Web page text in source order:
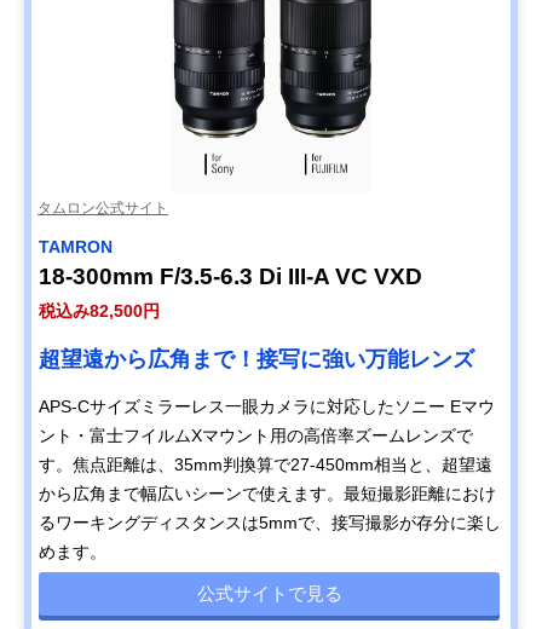
タムロン公式サイト
TAMRON
18-300mm F/3.5-6.3 Di III-A VC VXD
税込み82,500円
超望遠から広角まで！接写に強い万能レンズ
APS-Cサイズミラーレス一眼カメラに対応したソニー Eマウ
ント・富士フイルムXマウント用の高倍率ズームレンズで
す。焦点距離は、35mm判換算で27-450mm相当と、超望遠
から広角まで幅広いシーンで使えます。最短撮影距離におけ
るワーキングディスタンスは5mmで、接写撮影が存分に楽し
めます。
公式サイトで見る